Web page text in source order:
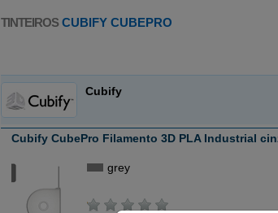
TINTEIROS CUBIFY CUBEPRO
Cubify
Cubify CubePro Filamento 3D PLA Industrial
grey